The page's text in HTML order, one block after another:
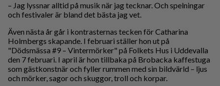
– Jag lyssnar alltid på musik när jag tecknar. Och spelningar
och festivaler är bland det bästa jag vet.
Även nästa år går i kontrasternas tecken för Catharina
Holmbergs skapande. I februari ställer hon ut på
"Dödsmässa #9 – Vintermörker" på Folkets Hus i Uddevalla
den 7 februari. I april är hon tillbaka på Brobacka kaffestuga
som gästkonstnär och fyller rummen med sin bildvärld – ljus
och mörker, sagor och skuggor, troll och korpar.